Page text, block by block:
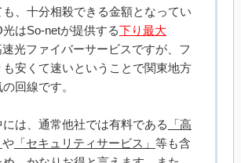
、十分相殺できる金額となってい
はSo-netが提供する下り最大
光ファイバーサービスですが、フ
も安くて速いということで関東地方
回線です。
には、通常他社では有料である
「高
や「セキュリティサービス」 等も含